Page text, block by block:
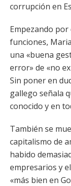
corrupción en
Empezando
funciones,
una «buena
error» de «no
Sin poner en
gallego señala
conocido y en
También se
capitalismo de
habido
empresarios y
«más bien en